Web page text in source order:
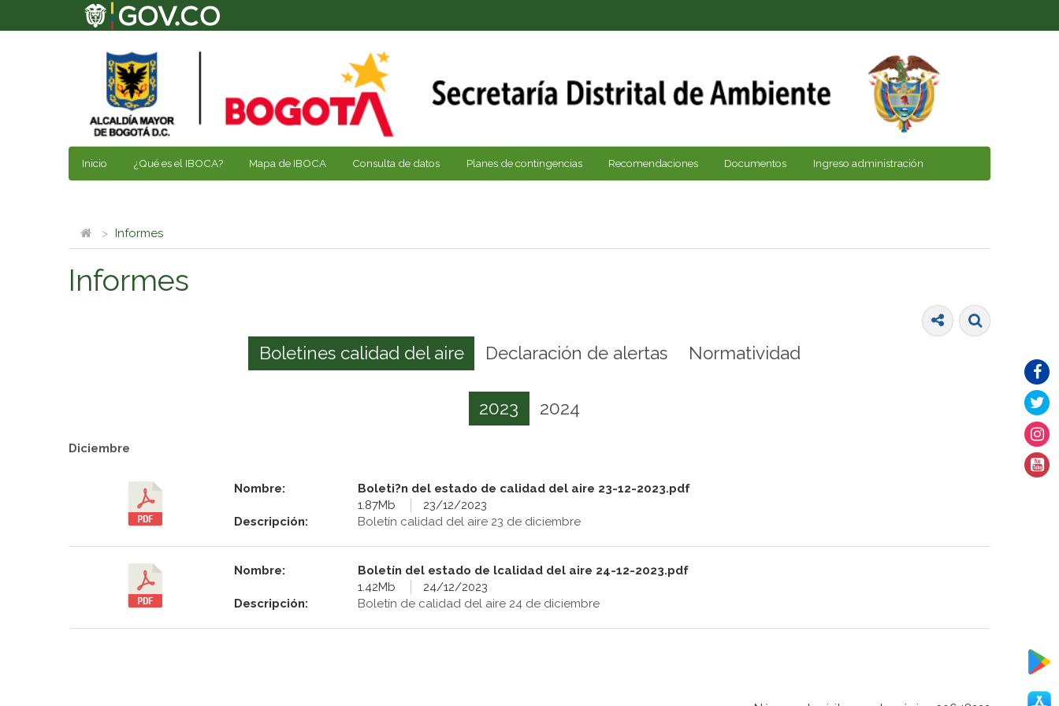
Inicio ¿Qué es el IBOCA? Mapa de IBOCA Consulta de datos Planes de contingencias Recomendaciones Documentos Ingreso administración
Informes
Informes
Boletines calidad del aire Declaración de alertas Normatividad
2023 2024
Diciembre
Nombre:
Boleti?n del estado de calidad del aire 23-12-2023.pdf
1.87Mb
23/12/2023
Descripción:
Boletín calidad del aire 23 de diciembre
Nombre:
Boletín del estado de lcalidad del aire 24-12-2023.pdf
1.42Mb
24/12/2023
Descripción:
Boletín de calidad del aire 24 de diciembre